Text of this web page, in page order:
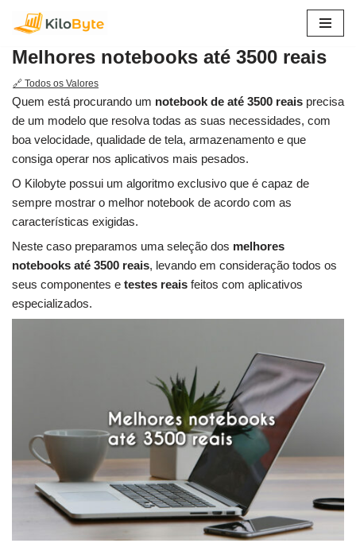
para
o
conteúdo
Melhores notebooks até 3500 reais
🔗 Todos os Valores
Quem está procurando um notebook de até 3500 reais precisa
de um modelo que resolva todas as suas necessidades, com
boa velocidade, qualidade de tela, armazenamento e que
consiga operar nos aplicativos mais pesados.
O Kilobyte possui um algoritmo exclusivo que é capaz de
sempre mostrar o melhor notebook de acordo com as
características exigidas.
Neste caso preparamos uma seleção dos melhores
notebooks até 3500 reais, levando em consideração todos os
seus componentes e testes reais feitos com aplicativos
especializados.